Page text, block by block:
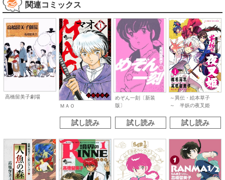
関連コミックス
高橋留美子劇場
ＭＡＯ
試し読み
めぞん一刻〔新装
版〕
試し読み
～異伝・絵本草子
～ 半妖の夜叉姫
試し読み